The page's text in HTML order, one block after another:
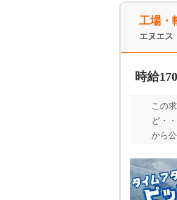
工場・
エヌエス
時給
この
ど・
から
スス